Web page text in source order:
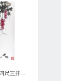
画家任训善四尺三开花鸟画作品《硕果》